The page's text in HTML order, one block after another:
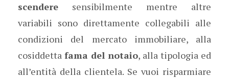
scendere sensibilmente mentre altre
variabili sono direttamente collegabili alle
condizioni del mercato immobiliare, alla
cosiddetta fama del notaio, alla tipologia ed
all’entità della clientela. Se vuoi risparmiare